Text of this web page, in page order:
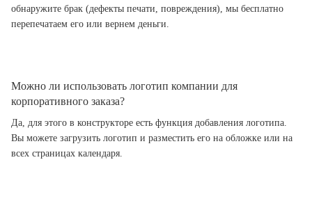
обнаружите брак (дефекты печати, повреждения), мы бесплатно
перепечатаем его или вернем деньги.
Можно ли использовать логотип компании для
корпоративного заказа?
Да, для этого в конструкторе есть функция добавления логотипа.
Вы можете загрузить логотип и разместить его на обложке или на
всех страницах календаря.